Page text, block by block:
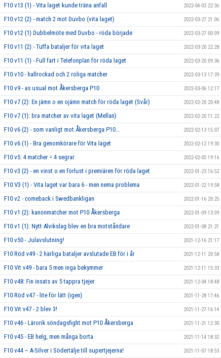
F10 v13 (1) - Vita laget kunde träna anfall 2022-04-03 22:36
F10 v12 (2) - match 2 mot Duvbo (vita laget) 2022-03-27 21:06
F10 v12 (1) Dubbelmöte med Duvbo - röda började 2022-03-27 00:09
F10 v11 (2) - Tuffa bataljer för vita laget 2022-03-20 22:28
F10 v11 (1) - Full fart i Telefonplan för röda laget 2022-03-20 09:36
F10 v10 - hallrockad och 2 roliga matcher 2022-03-13 17:39
F10 v9 - as usual mot Åkersberga P10 2022-03-06 12:17
F10 v7 (2): En jämn o en ojämn match för röda laget (Svår) 2022-02-20 20:48
F10 v7 (1): bra matcher av vita laget (Mellan) 2022-02-20 11:22
F10 v6 (2) - som vanligt mot Åkersberga P10... 2022-02-13 15:07
F10 v6 (1) - Bra genomkörare för Vita laget 2022-02-12 19:30
F10 v5: 4 matcher = 4 segrar 2022-02-05 19:16
F10 v3 (2) - en vinst o en förlust i premiären för röda laget 2022-01-23 16:52
F10 V3 (1) - Vita laget var bara 6 - men nema problema 2022-01-22 19:58
F10 v2 - comeback i Swedbankligan 2022-01-16 20:25
F10 v1 (2): kanonmatcher mot P10 Åkersberga 2022-01-09 13:09
F10 v1 (1): Nytt Alvikslag blev en bra motståndare 2022-01-08 21:21
F10 v50 - Julavslutning! 2021-12-16 21:17
F10 Röd v49 - 2 härliga bataljer avslutade EB för i år 2021-12-11 20:58
F10 Vit v49 - bara 5 men inga bekymmer 2021-12-11 15:33
F10 v48: Fin insats av 5 tappra tjejer 2021-12-04 18:48
F10 Röd v47 - lite för lätt (igen) 2021-11-28 17:46
F10 Vit v47 - 2 blev 3! 2021-11-27 16:14
F10 v46 - Lärorik söndagsfight mot P10 Åkersberga 2021-11-21 12:30
F10 v45 - EB helg, men många borta 2021-11-14 18:32
F10 v44 – A-Silver i Södertälje till supertjejerna! 2021-11-07 18:53